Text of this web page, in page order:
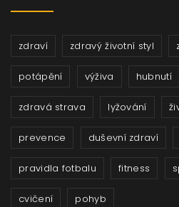
zdraví zdravý životní styl
potápění výživa hubnutí
zdravá strava lyžování
prevence duševní zdraví
pravidla fotbalu fitness
cvičení pohyb